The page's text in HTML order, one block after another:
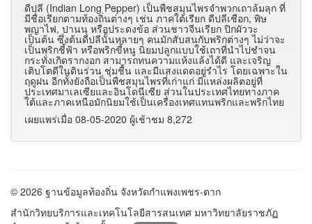
ดีปลี (Indian Long Pepper) เป็นพืชสมุนไพรจำพวกเถาล้มลุก ที่
มีชื่อเรียกตามท้องถิ่นต่างๆ เช่น ภาคใต้เรียก ดีปลีเชือก, พิษ
พญาไฟ, ปานนุ หรือประดงข้อ ส่วนชาวจีนเรียก ปิกผัววะ
เป็นต้น ซึ่งต้นดีปลีนั้นหลายๆ คนมักสับสนกับพริกต่างๆ ไม่ว่าจะ
เป็นพริกชี้ฟ้า หรือพริกขี้หนู นิยมปลูกแบบใช้เถาที่นำไปชำจน
กระทั่งเกิดรากงอก สามารถทนความแห้งแล้งได้ดี และเจริญ
เติบโตดีในดินร่วน ชุ่มชื้น และมีแสงแดดอยู่รำไร โดยเฉพาะใน
ฤดูฝน อีกทั้งยังถือเป็นพืชสมุนไพรที่เก่าแก่ มีแหล่งผลิตอยู่ที่
ประเทศมาเลเซียและอินโดนีเซีย ส่วนในประเทศไทยทางภาค
ใต้และภาคเหนือมักนิยมใช้เป็นเครื่องเทศแทนพริกและพริกไทย
เผยแพร่เมื่อ 08-05-2020 ผู้เช้าชม 8,272
© 2026 ฐานข้อมูลท้องถิ่น จังหวัดกำแพงเพชร-ตาก
สำนักวิทยบริการและเทคโนโลยีสารสนเทศ มหาวิทยาลัยราชภัฏ